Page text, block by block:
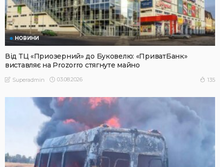
НОВИНИ
Від ТЦ «Приозерний» до Буковелю: «ПриватБанк»
виставляє на Prozorro стягнуте майно
Superadmin 03.08.2026 135